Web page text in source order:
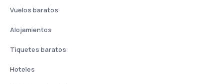
Vuelos baratos
Alojamientos
Tiquetes baratos
Hoteles